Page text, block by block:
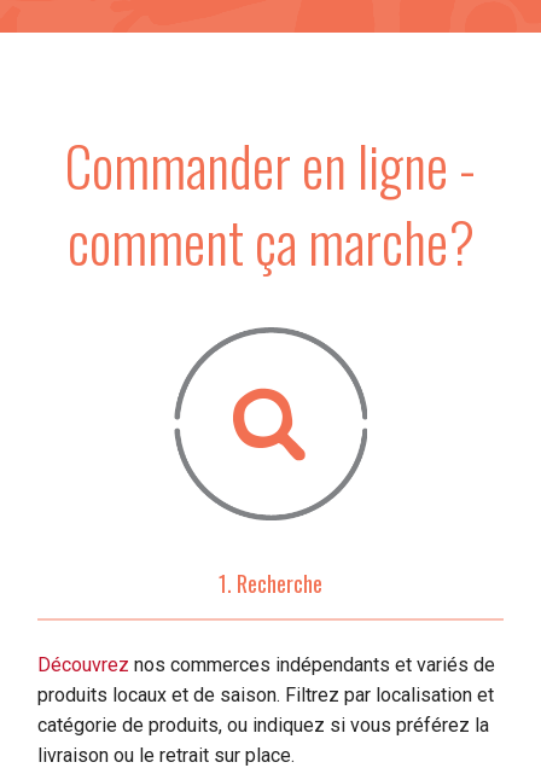
Commander en ligne -
comment ça marche?
1. Recherche
Découvrez nos commerces indépendants et variés de
produits locaux et de saison. Filtrez par localisation et
catégorie de produits, ou indiquez si vous préférez la
livraison ou le retrait sur place.